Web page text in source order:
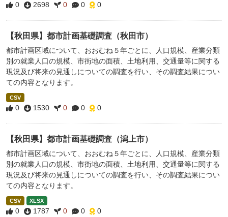
0 2698 0 0 0
【秋田県】都市計画基礎調査（秋田市）
都市計画区域について、おおむね５年ごとに、人口規模、産業分類
別の就業人口の規模、市街地の面積、土地利用、交通量等に関する
現況及び将来の見通しについての調査を行い、その調査結果につい
ての内容となります。
CSV
0 1530 0 0 0
【秋田県】都市計画基礎調査（潟上市）
都市計画区域について、おおむね５年ごとに、人口規模、産業分類
別の就業人口の規模、市街地の面積、土地利用、交通量等に関する
現況及び将来の見通しについての調査を行い、その調査結果につい
ての内容となります。
CSV XLSX
0 1787 0 0 0